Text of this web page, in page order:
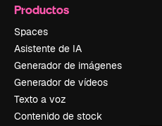
Productos
Spaces
Asistente de IA
Generador de imágenes
Generador de vídeos
Texto a voz
Contenido de stock